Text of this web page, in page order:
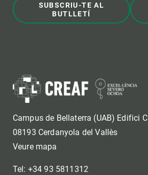
SUBSCRIU-TE AL
BUTLLETÍ
Campus de Bellaterra (UAB) Edifici C
08193 Cerdanyola del Vallès
Veure mapa
Tel: +34 93 5811312